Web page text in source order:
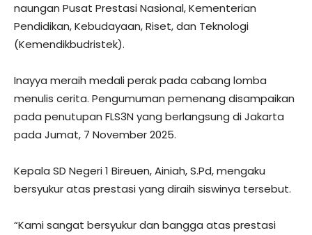
naungan Pusat Prestasi Nasional, Kementerian
Pendidikan, Kebudayaan, Riset, dan Teknologi
(Kemendikbudristek).
Inayya meraih medali perak pada cabang lomba
menulis cerita. Pengumuman pemenang disampaikan
pada penutupan FLS3N yang berlangsung di Jakarta
pada Jumat, 7 November 2025.
Kepala SD Negeri 1 Bireuen, Ainiah, S.Pd, mengaku
bersyukur atas prestasi yang diraih siswinya tersebut.
“Kami sangat bersyukur dan bangga atas prestasi